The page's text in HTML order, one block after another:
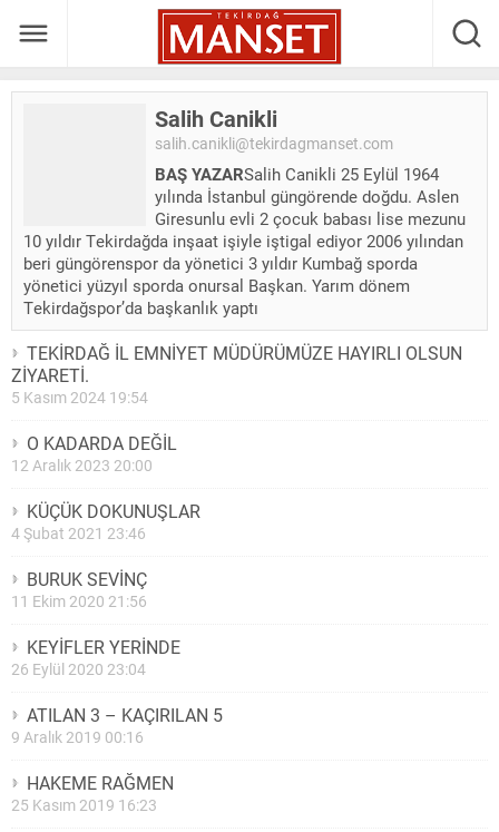
Salih Canikli
salih.canikli@tekirdagmanset.com
BAŞ YAZARSalih Canikli 25 Eylül 1964
yılında İstanbul güngörende doğdu. Aslen
Giresunlu evli 2 çocuk babası lise mezunu
10 yıldır Tekirdağda inşaat işiyle iştigal ediyor 2006 yılından
beri güngörenspor da yönetici 3 yıldır Kumbağ sporda
yönetici yüzyıl sporda onursal Başkan. Yarım dönem
Tekirdağspor’da başkanlık yaptı
TEKİRDAĞ İL EMNİYET MÜDÜRÜMÜZE HAYIRLI OLSUN
ZİYARETİ.
5 Kasım 2024 19:54
O KADARDA DEĞİL
12 Aralık 2023 20:00
KÜÇÜK DOKUNUŞLAR
4 Şubat 2021 23:46
BURUK SEVİNÇ
11 Ekim 2020 21:56
KEYİFLER YERİNDE
26 Eylül 2020 23:04
ATILAN 3 – KAÇIRILAN 5
9 Aralık 2019 00:16
HAKEME RAĞMEN
25 Kasım 2019 16:23